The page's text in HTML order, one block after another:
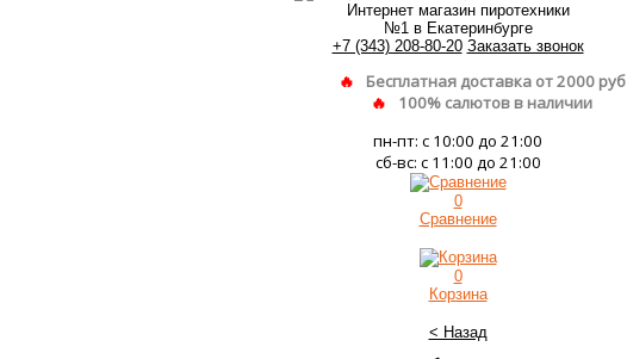
Интернет магазин пиротехники
№1 в Екатеринбурге
+7 (343) 208-80-20 Заказать звонок
Бесплатная доставка от 2000 руб
100% салютов в наличии
пн-пт: с 10:00 до 21:00
сб-вс: с 11:00 до 21:00
0
Сравнение
0
Корзина
< Назад